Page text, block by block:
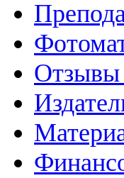
Отзывы